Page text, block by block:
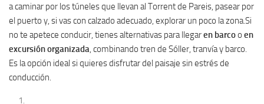
a caminar por los túneles que llevan al Torrent de Pareis, pasear por
el puerto y, si vas con calzado adecuado, explorar un poco la zona.Si
no te apetece conducir, tienes alternativas para llegaren barcoo en
excursión organizada, combinando tren de Sóller, tranvía y barco.
Es la opción ideal si quieres disfrutar del paisaje sin estrés de
conducción.